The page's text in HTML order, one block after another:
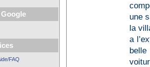
FAQ
une
la
a